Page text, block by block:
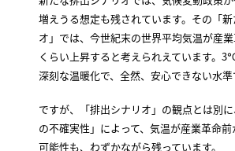
増えうる想定も残されています。その「
オ」では、今世紀末の世界平均気温が産
くらい上昇すると考えられえています。
深刻な温暖化で、全然、安心できない水準
ですが、「排出シナリオ」の観点とは別
の不確実性」によって、気温が産業革命
可能性も、わずかながら残っています。